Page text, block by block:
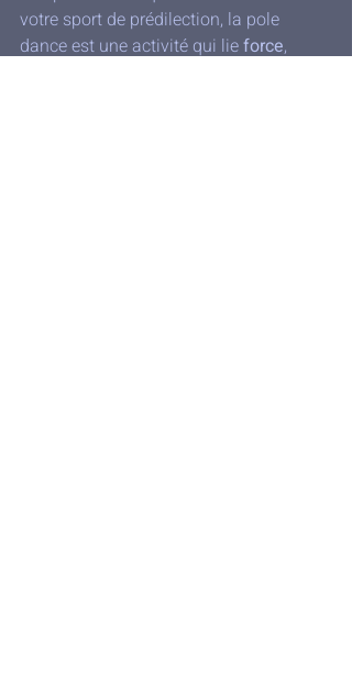
votre sport de prédilection, la pole
dance est une activité qui lie force,